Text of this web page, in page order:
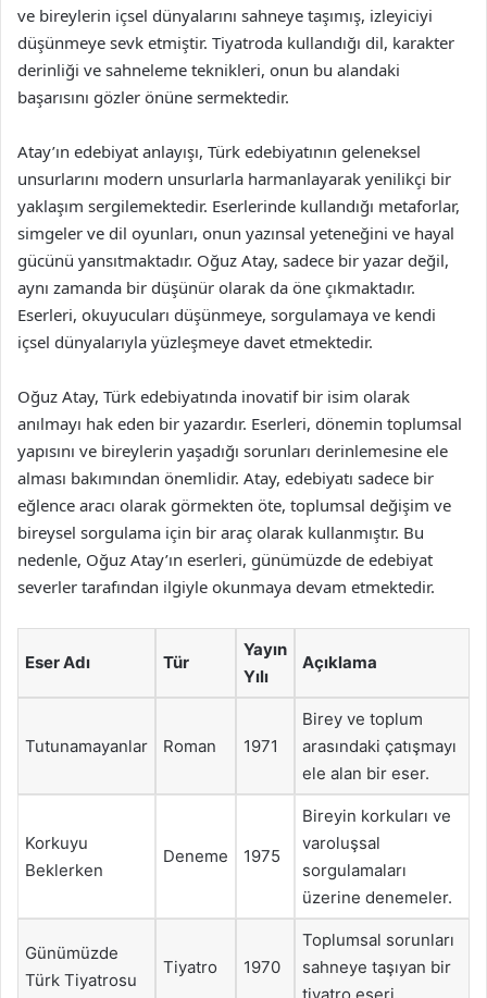
ve bireylerin içsel dünyalarını sahneye taşımış, izleyiciyi
düşünmeye sevk etmiştir. Tiyatroda kullandığı dil, karakter
derinliği ve sahneleme teknikleri, onun bu alandaki
başarısını gözler önüne sermektedir.
Atay’ın edebiyat anlayışı, Türk edebiyatının geleneksel
unsurlarını modern unsurlarla harmanlayarak yenilikçi bir
yaklaşım sergilemektedir. Eserlerinde kullandığı metaforlar,
simgeler ve dil oyunları, onun yazınsal yeteneğini ve hayal
gücünü yansıtmaktadır. Oğuz Atay, sadece bir yazar değil,
aynı zamanda bir düşünür olarak da öne çıkmaktadır.
Eserleri, okuyucuları düşünmeye, sorgulamaya ve kendi
içsel dünyalarıyla yüzleşmeye davet etmektedir.
Oğuz Atay, Türk edebiyatında inovatif bir isim olarak
anılmayı hak eden bir yazardır. Eserleri, dönemin toplumsal
yapısını ve bireylerin yaşadığı sorunları derinlemesine ele
alması bakımından önemlidir. Atay, edebiyatı sadece bir
eğlence aracı olarak görmekten öte, toplumsal değişim ve
bireysel sorgulama için bir araç olarak kullanmıştır. Bu
nedenle, Oğuz Atay’ın eserleri, günümüzde de edebiyat
severler tarafından ilgiyle okunmaya devam etmektedir.
Eser Adı Tür
Yayın
Yılı
Açıklama
Tutunamayanlar Roman 1971
Birey ve toplum
arasındaki çatışmayı
ele alan bir eser.
Korkuyu
Beklerken
Deneme 1975
Bireyin korkuları ve
varoluşsal
sorgulamaları
üzerine denemeler.
Günümüzde
Türk Tiyatrosu
Tiyatro 1970
Toplumsal sorunları
sahneye taşıyan bir
tiyatro eseri.